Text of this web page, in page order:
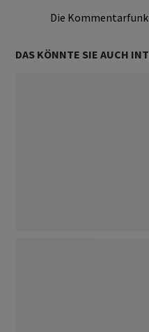
Die
DAS KÖNNTE SIE AUCH